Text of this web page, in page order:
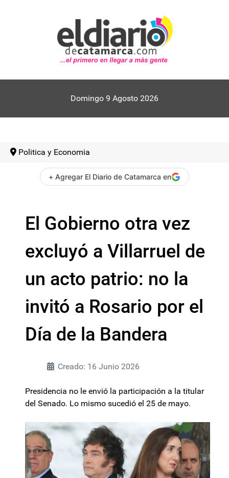
Domingo 9 Agosto 2026
Politica y Economia
+ Agregar El Diario de Catamarca en
El Gobierno otra vez
excluyó a Villarruel de
un acto patrio: no la
invitó a Rosario por el
Día de la Bandera
Creado: 16 Junio 2026
Presidencia no le envió la participación a la titular
del Senado. Lo mismo sucedió el 25 de mayo.